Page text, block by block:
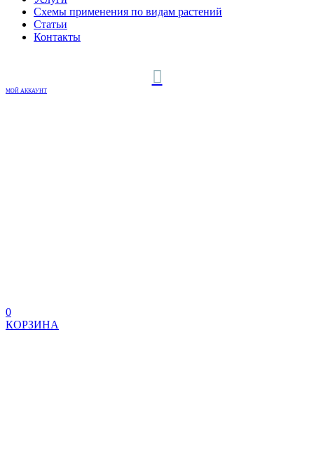
Схемы применения по видам растений
Статьи
Контакты
МОЙ АККАУНТ
0
КОРЗИНА